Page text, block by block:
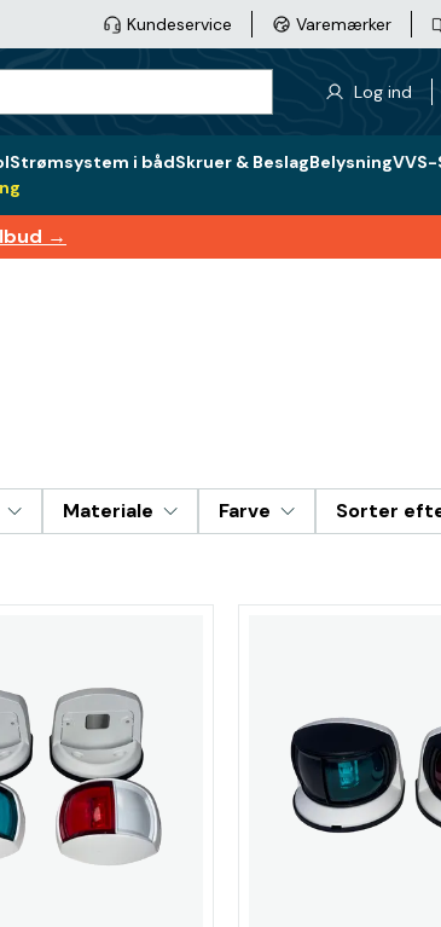
Kundeservice Varemærker
Log ind
Strømsystem i bådSkruer & BeslagBelysning
→
Materiale Farve
Sorter